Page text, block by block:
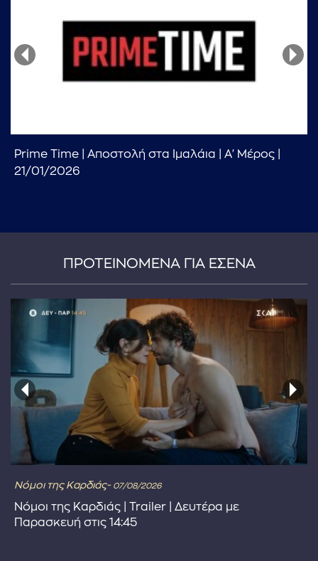
Prime Time | Αποστολή στα Ιμαλάια | Α' Μέρος |
21/01/2026
ΠΡΟΤΕΙΝΟΜΕΝΑ ΓΙΑ ΕΣΕΝΑ
Νόμοι της Καρδιάς- 07/08/2026
Νόμοι της Καρδιάς | Trailer | Δευτέρα με
Παρασκευή στις 14:45